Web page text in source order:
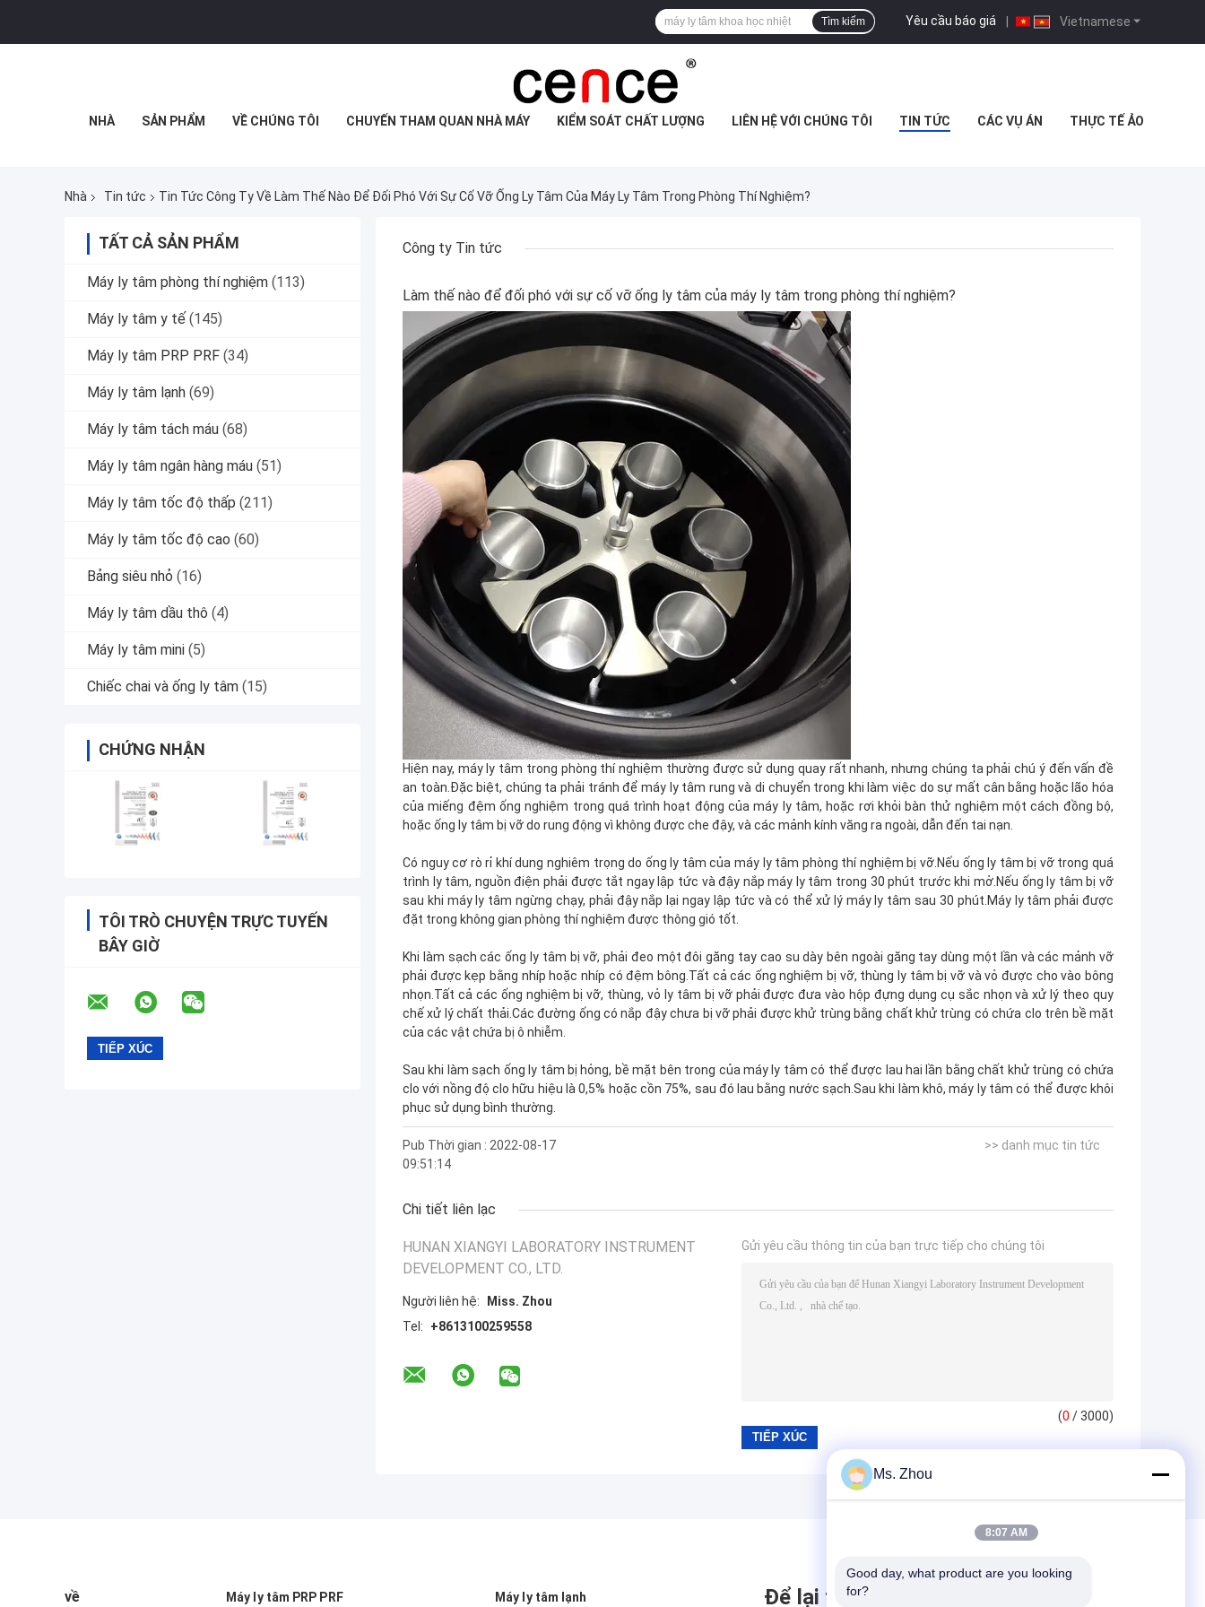
Vietnamese
Yêu cầu báo giá |
Tìm kiếm
NHÀ SẢN PHẨM VỀ CHÚNG TÔI CHUYẾN THAM QUAN NHÀ MÁY KIỂM SOÁT CHẤT LƯỢNG LIÊN HỆ VỚI CHÚNG TÔI TIN TỨC CÁC VỤ ÁN THỰC TẾ ẢO
Nhà Tin tức Tin Tức Công Ty Về Làm Thế Nào Để Đối Phó Với Sự Cố Vỡ Ống Ly Tâm Của Máy Ly Tâm Trong Phòng Thí Nghiệm?
TẤT CẢ SẢN PHẨM
Máy ly tâm phòng thí nghiệm (113)
Máy ly tâm y tế (145)
Máy ly tâm PRP PRF (34)
Máy ly tâm lạnh (69)
Máy ly tâm tách máu (68)
Máy ly tâm ngân hàng máu (51)
Máy ly tâm tốc độ thấp (211)
Máy ly tâm tốc độ cao (60)
Bảng siêu nhỏ (16)
Máy ly tâm dầu thô (4)
Máy ly tâm mini (5)
Chiếc chai và ống ly tâm (15)
CHỨNG NHẬN
TÔI TRÒ CHUYỆN TRỰC TUYẾN
BÂY GIỜ
Công ty Tin tức
Làm thế nào để đối phó với sự cố vỡ ống ly tâm của máy ly tâm trong phòng thí nghiệm?
Hiện nay, máy ly tâm trong phòng thí nghiệm thường được sử dụng quay rất nhanh, nhưng chúng ta phải chú ý đến vấn đề
an toàn.Đặc biệt, chúng ta phải tránh để máy ly tâm rung và di chuyển trong khi làm việc do sự mất cân bằng hoặc lão hóa
của miếng đệm ống nghiệm trong quá trình hoạt động của máy ly tâm, hoặc rơi khỏi bàn thử nghiệm một cách đồng bộ,
hoặc ống ly tâm bị vỡ do rung động vì không được che đậy, và các mảnh kính văng ra ngoài, dẫn đến tai nạn.
Có nguy cơ rò rỉ khí dung nghiêm trọng do ống ly tâm của máy ly tâm phòng thí nghiệm bị vỡ.Nếu ống ly tâm bị vỡ trong quá
trình ly tâm, nguồn điện phải được tắt ngay lập tức và đậy nắp máy ly tâm trong 30 phút trước khi mở.Nếu ống ly tâm bị vỡ
sau khi máy ly tâm ngừng chạy, phải đậy nắp lại ngay lập tức và có thể xử lý máy ly tâm sau 30 phút.Máy ly tâm phải được
đặt trong không gian phòng thí nghiệm được thông gió tốt.
Khi làm sạch các ống ly tâm bị vỡ, phải đeo một đôi găng tay cao su dày bên ngoài găng tay dùng một lần và các mảnh vỡ
phải được kẹp bằng nhíp hoặc nhíp có đệm bông.Tất cả các ống nghiệm bị vỡ, thùng ly tâm bị vỡ và vỏ được cho vào bông
nhọn.Tất cả các ống nghiệm bị vỡ, thùng, vỏ ly tâm bị vỡ phải được đưa vào hộp đựng dụng cụ sắc nhọn và xử lý theo quy
chế xử lý chất thải.Các đường ống có nắp đậy chưa bị vỡ phải được khử trùng bằng chất khử trùng có chứa clo trên bề mặt
của các vật chứa bị ô nhiễm.
Sau khi làm sạch ống ly tâm bị hỏng, bề mặt bên trong của máy ly tâm có thể được lau hai lần bằng chất khử trùng có chứa
clo với nồng độ clo hữu hiệu là 0,5% hoặc cồn 75%, sau đó lau bằng nước sạch.Sau khi làm khô, máy ly tâm có thể được khôi
phục sử dụng bình thường.
Pub Thời gian : 2022-08-17
09:51:14
>> danh mục tin tức
Chi tiết liên lạc
HUNAN XIANGYI LABORATORY INSTRUMENT
DEVELOPMENT CO., LTD.
Người liên hệ:
Miss. Zhou
Tel:
+8613100259558
Gửi yêu cầu thông tin của bạn trực tiếp cho chúng tôi
(0 / 3000)
về Máy ly tâm PRP PRF Máy ly tâm lạnh Để lại tin nhắn
Ms. Zhou
8:07 AM
Good day, what product are you looking
for?